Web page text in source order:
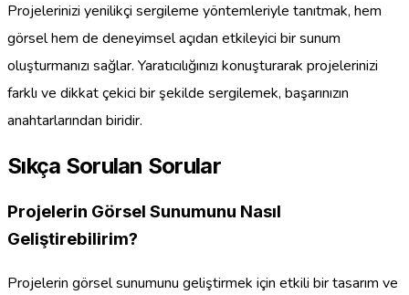
Projelerinizi yenilikçi sergileme yöntemleriyle tanıtmak, hem
görsel hem de deneyimsel açıdan etkileyici bir sunum
oluşturmanızı sağlar. Yaratıcılığınızı konuşturarak projelerinizi
farklı ve dikkat çekici bir şekilde sergilemek, başarınızın
anahtarlarından biridir.
Sıkça Sorulan Sorular
Projelerin Görsel Sunumunu Nasıl
Geliştirebilirim?
Projelerin görsel sunumunu geliştirmek için etkili bir tasarım ve